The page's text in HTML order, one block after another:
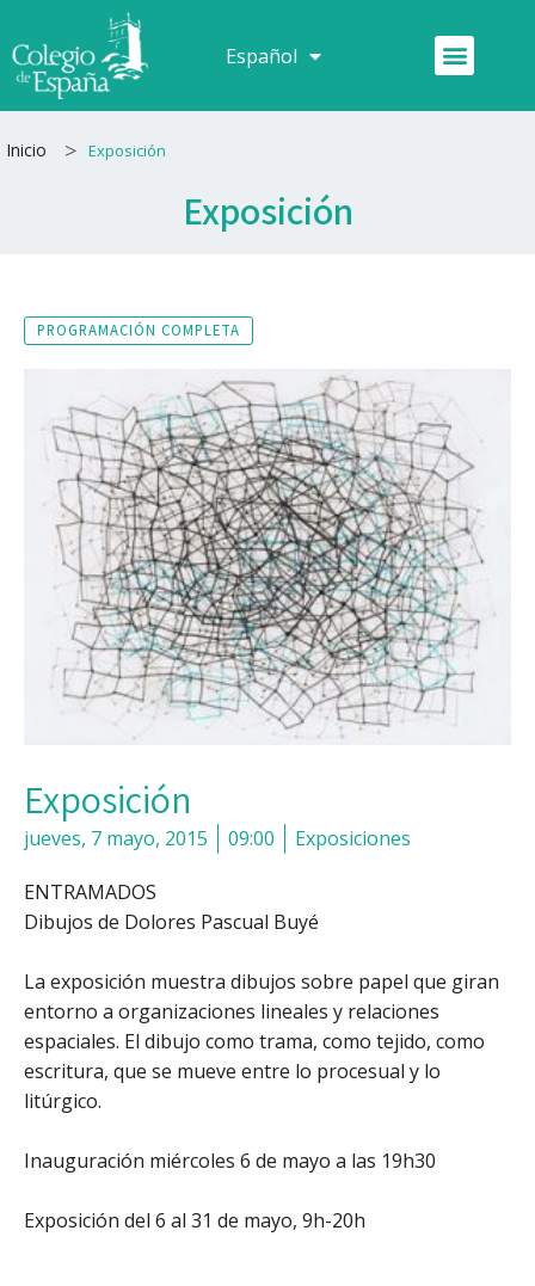
al
contenido
Español
Français Menú
Inicio > Exposición
Exposición
PROGRAMACIÓN COMPLETA
Exposición
jueves, 7 mayo, 2015 09:00 Exposiciones
ENTRAMADOS
Dibujos de Dolores Pascual Buyé
La exposición muestra dibujos sobre papel que giran
entorno a organizaciones lineales y relaciones
espaciales. El dibujo como trama, como tejido, como
escritura, que se mueve entre lo procesual y lo
litúrgico.
Inauguración miércoles 6 de mayo a las 19h30
Exposición del 6 al 31 de mayo, 9h-20h